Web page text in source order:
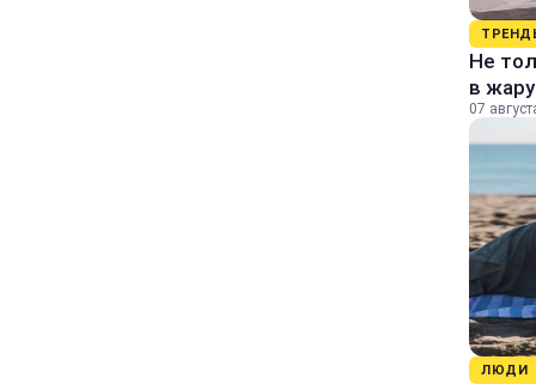
Не
в жару
07
ЛЮДИ